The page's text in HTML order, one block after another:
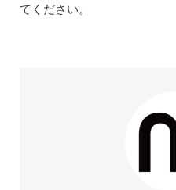
てください。